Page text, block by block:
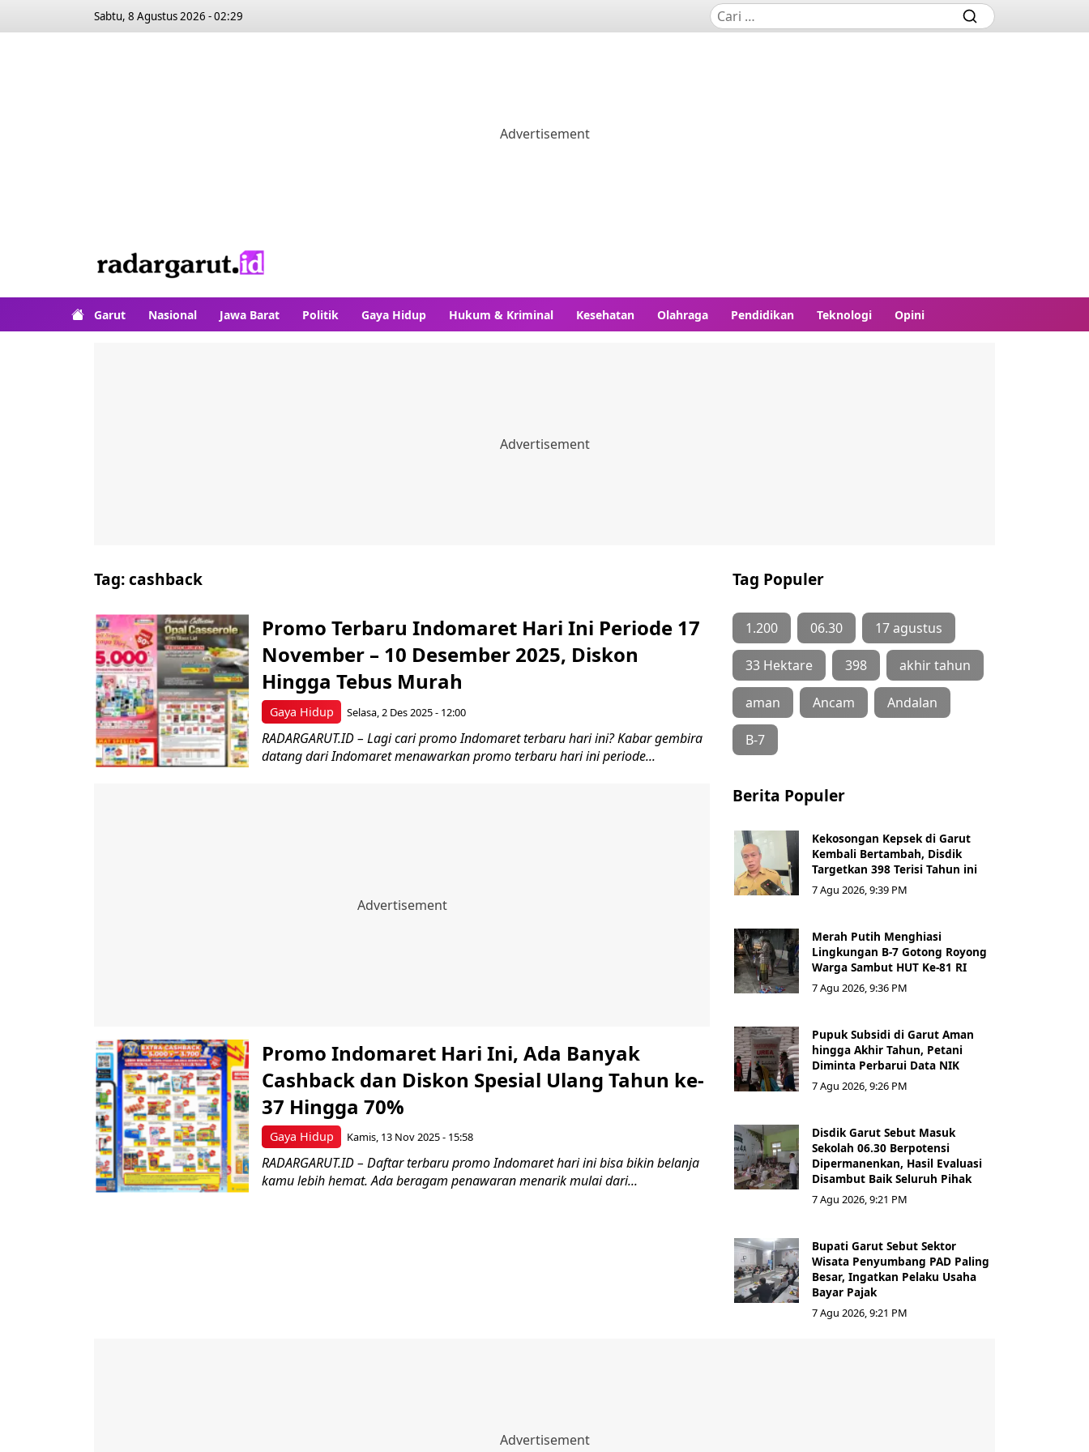
Sabtu, 8 Agustus 2026 - 02:29
Garut Nasional Jawa Barat Politik Gaya Hidup Hukum & Kriminal Kesehatan Olahraga Pendidikan Teknologi Opini
Tag:cashback
Gaya Hidup
Promo Terbaru Indomaret Hari Ini Periode 17
November – 10 Desember 2025, Diskon
Hingga Tebus Murah
Selasa, 2 Des 2025 - 12:00
RADARGARUT.ID – Lagi cari promo Indomaret terbaru hari ini? Kabar gembira
datang dari Indomaret menawarkan promo terbaru hari ini periode...
Gaya Hidup
Promo Indomaret Hari Ini, Ada Banyak
Cashback dan Diskon Spesial Ulang Tahun ke-
37 Hingga 70%
Kamis, 13 Nov 2025 - 15:58
RADARGARUT.ID – Daftar terbaru promo Indomaret hari ini bisa bikin belanja
kamu lebih hemat. Ada beragam penawaran menarik mulai dari...
Tag Populer
1.200 06.30 17 agustus
33 Hektare 398 akhir tahun
aman Ancam Andalan
B-7
Berita Populer
Kekosongan Kepsek di Garut
Kembali Bertambah, Disdik
Targetkan 398 Terisi Tahun ini
7 Agu 2026, 9:39 PM
Merah Putih Menghiasi
Lingkungan B-7 Gotong Royong
Warga Sambut HUT Ke-81 RI
7 Agu 2026, 9:36 PM
Pupuk Subsidi di Garut Aman
hingga Akhir Tahun, Petani
Diminta Perbarui Data NIK
7 Agu 2026, 9:26 PM
Disdik Garut Sebut Masuk
Sekolah 06.30 Berpotensi
Dipermanenkan, Hasil Evaluasi
Disambut Baik Seluruh Pihak
7 Agu 2026, 9:21 PM
Bupati Garut Sebut Sektor
Wisata Penyumbang PAD Paling
Besar, Ingatkan Pelaku Usaha
Bayar Pajak
7 Agu 2026, 9:21 PM